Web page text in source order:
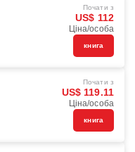
Почати з
US$ 112
Ціна/особа
книга
Почати з
US$ 119.11
Ціна/особа
книга